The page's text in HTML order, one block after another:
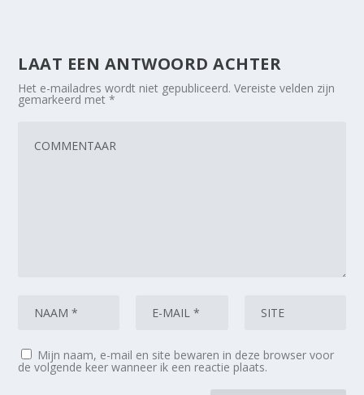
LAAT EEN ANTWOORD ACHTER
Het e-mailadres wordt niet gepubliceerd. Vereiste velden zijn
gemarkeerd met*
Mijn naam, e-mail en site bewaren in deze browser voor
de volgende keer wanneer ik een reactie plaats.